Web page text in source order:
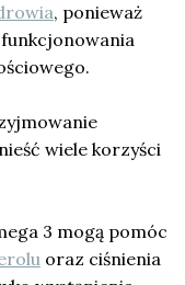
, ponieważ
wiele korzyści
3 mogą pomóc
oraz ciśnienia